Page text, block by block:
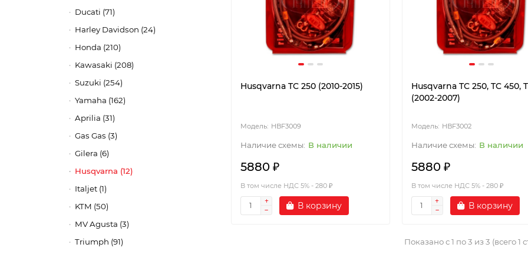
Ducati (71)
Harley Davidson (24)
Honda (210)
Kawasaki (208)
Suzuki (254)
Yamaha (162)
Aprilia (31)
Gas Gas (3)
Gilera (6)
Husqvarna (12)
Italjet (1)
KTM (50)
MV Agusta (3)
Triumph (91)
Husqvarna TC 250 (2010-2015)
HBF3009
В наличии
5880 ₽
В том числе НДС 5% - 280 ₽
В корзину
Husqvarna TC 250, TC 450,
(2002-2007)
HBF3002
В наличии
5880 ₽
В том числе НДС 5% - 280 ₽
В корзину
Показано с 1 по 3 из 3 (всего 1